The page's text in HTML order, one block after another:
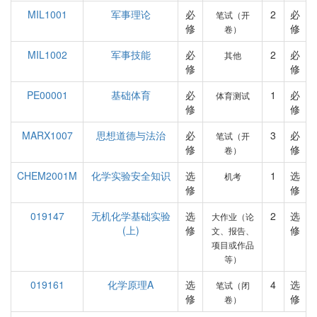
MIL1001
军事理论
必
修
笔试（开
卷）
2
必
修
MIL1002
军事技能
必
修
其他 2
必
修
PE00001
基础体育
必
修
体育测试 1
必
修
MARX1007
思想道德与法治
必
修
笔试（开
卷）
3
必
修
CHEM2001M
化学实验安全知识
选
修
机考 1
选
修
019147
无机化学基础实验
(上)
选
修
大作业（论
文、报告、
项目或作品
等）
2
选
修
019161 化学原理A
选
修
笔试（闭
卷）
4
选
修